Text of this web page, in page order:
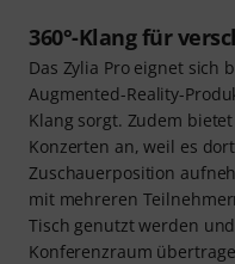
360°-Klang für
Das Zylia Pro eignet sich
Augmented-Reality-
Klang sorgt. Zudem
Konzerten an, weil es
Zuschauerposition
mit mehreren
Tisch genutzt werden
Konferenzraum